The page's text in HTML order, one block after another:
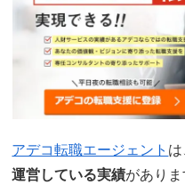
アデコ転職エージェント は
運営している実績がありま